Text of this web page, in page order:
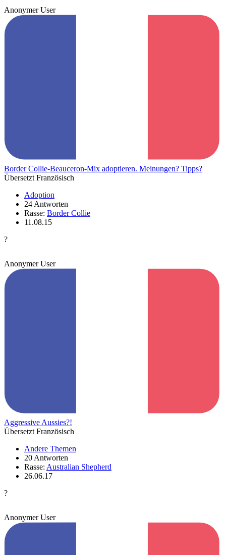
Anonymer User
Border Collie-Beauceron-Mix adoptieren. Meinungen? Tipps?
Übersetzt Französisch
Adoption
24 Antworten
Rasse: Border Collie
11.08.15
?
Anonymer User
Aggressive Aussies?!
Übersetzt Französisch
Andere Themen
20 Antworten
Rasse: Australian Shepherd
26.06.17
?
Anonymer User